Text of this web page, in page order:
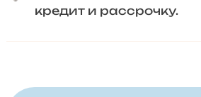
кредит и рассрочку.